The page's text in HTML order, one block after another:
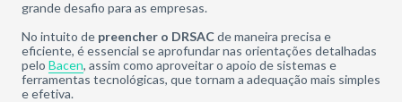
grande desafio para as empresas.
No intuito de preencher o DRSACde maneira precisa e
eficiente, é essencial se aprofundar nas orientações detalhadas
pelo Bacen, assim como aproveitar o apoio de sistemas e
ferramentas tecnológicas, que tornam a adequação mais simples
e efetiva.